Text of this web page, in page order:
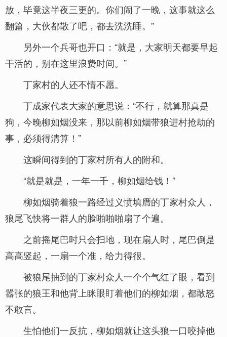
放，毕竟这半夜三更的。你们闹了一晚，这事就这么
翻篇，大伙都散了吧，都去洗洗睡。”
另外一个兵哥也开口：“就是，大家明天都要早起
干活的，别在这里浪费时间。”
丁家村的人还不情不愿。
丁成家代表大家的意思说：“不行，就算那真是
狗，今晚柳如烟没来，那以前柳如烟带狼进村抢劫的
事，必须得清算！”
这瞬间得到的丁家村所有人的附和。
“就是就是，一年一千，柳如烟给钱！”
柳如烟骑着狼一路经过义愤填膺的丁家村众人，
狼尾飞快将一群人的脸啪啪啪扇了个遍。
之前摇尾巴时只会扫地，现在扇人时，尾巴倒是
高高竖起，一扇一个准，给力得很。
被狼尾抽到的丁家村众人一个个气红了眼，看到
嚣张的狼王和他背上眯眼盯着他们的柳如烟，都敢怒
不敢言。
生怕他们一反抗，柳如烟就让这头狼一口咬掉他